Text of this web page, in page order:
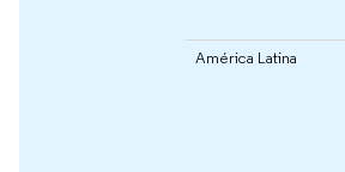
América Latina